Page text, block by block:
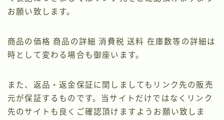
お願い致します。
商品の価格 商品の詳細 消費税 送料 在庫数等の詳細は
時として変わる場合も御座います。
また、返品・返金保証に関しましてもリンク先の販売
元が保証するものです。当サイトだけではなくリンク
先のサイトも良くご確認頂けますようお願い致しま